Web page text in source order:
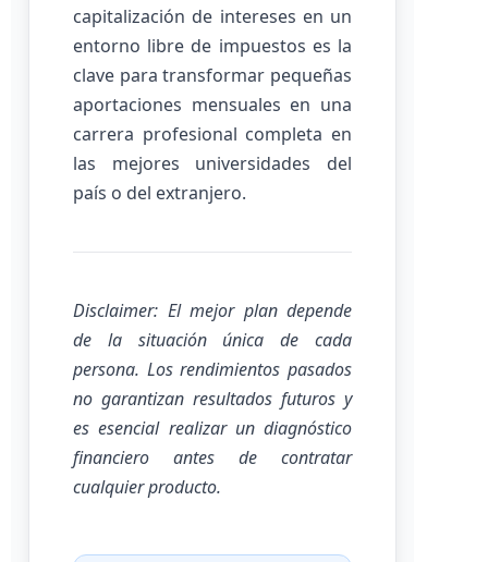
capitalización de intereses en un
entorno libre de impuestos es la
clave para transformar pequeñas
aportaciones mensuales en una
carrera profesional completa en
las mejores universidades del
país o del extranjero.
Disclaimer: El mejor plan depende
de la situación única de cada
persona. Los rendimientos pasados
no garantizan resultados futuros y
es esencial realizar un diagnóstico
financiero antes de contratar
cualquier producto.